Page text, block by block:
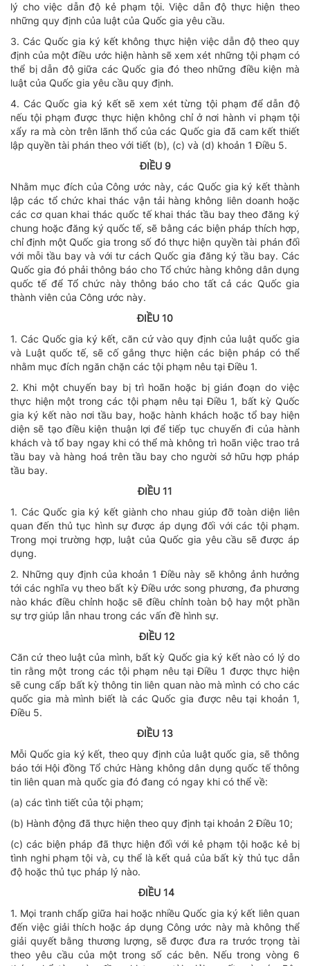
lý cho việc dẫn độ kẻ phạm tội. Việc dẫn độ thực hiện theo
những quy định của luật của Quốc gia yêu cầu.
3. Các Quốc gia ký kết không thực hiện việc dẫn độ theo quy
định của một điều ước hiện hành sẽ xem xét những tội phạm có
thể bị dẫn độ giữa các Quốc gia đó theo những điều kiện mà
luật của Quốc gia yêu cầu quy định.
4. Các Quốc gia ký kết sẽ xem xét từng tội phạm để dẫn độ
nếu tội phạm được thực hiện không chỉ ở nơi hành vi phạm tội
xẩy ra mà còn trên lãnh thổ của các Quốc gia đã cam kết thiết
lập quyền tài phán theo với tiết (b), (c) và (d) khoản 1 Điều 5.
ĐIỀU 9
Nhằm mục đích của Công ước này, các Quốc gia ký kết thành
lập các tổ chức khai thác vận tải hàng không liên doanh hoặc
các cơ quan khai thác quốc tế khai thác tầu bay theo đăng ký
chung hoặc đăng ký quốc tế, sẽ bằng các biện pháp thích hợp,
chỉ định một Quốc gia trong số đó thực hiện quyền tài phán đối
với mỗi tầu bay và với tư cách Quốc gia đăng ký tầu bay. Các
Quốc gia đó phải thông báo cho Tổ chức hàng không dân dụng
quốc tế để Tổ chức này thông báo cho tất cả các Quốc gia
thành viên của Công ước này.
ĐIỀU 10
1. Các Quốc gia ký kết, căn cứ vào quy định của luật quốc gia
và Luật quốc tế, sẽ cố gắng thực hiện các biện pháp có thể
nhằm mục đích ngăn chặn các tội phạm nêu tại Điều 1.
2. Khi một chuyến bay bị trì hoãn hoặc bị gián đoạn do việc
thực hiện một trong các tội phạm nêu tại Điều 1, bất kỳ Quốc
gia ký kết nào nơi tầu bay, hoặc hành khách hoặc tổ bay hiện
diện sẽ tạo điều kiện thuận lợi để tiếp tục chuyến đi của hành
khách và tổ bay ngay khi có thể mà không trì hoãn việc trao trả
tầu bay và hàng hoá trên tầu bay cho người sở hữu hợp pháp
tầu bay.
ĐIỀU 11
1. Các Quốc gia ký kết giành cho nhau giúp đỡ toàn diện liên
quan đến thủ tục hình sự được áp dụng đối với các tội phạm.
Trong mọi trường hợp, luật của Quốc gia yêu cầu sẽ được áp
dụng.
2. Những quy định của khoản 1 Điều này sẽ không ảnh hưởng
tới các nghĩa vụ theo bất kỳ Điều ước song phương, đa phương
nào khác điều chỉnh hoặc sẽ điều chỉnh toàn bộ hay một phần
sự trợ giúp lẫn nhau trong các vấn đề hình sự.
ĐIỀU 12
Căn cứ theo luật của mình, bất kỳ Quốc gia ký kết nào có lý do
tin rằng một trong các tội phạm nêu tại Điều 1 được thực hiện
sẽ cung cấp bất kỳ thông tin liên quan nào mà mình có cho các
quốc gia mà mình biết là các Quốc gia được nêu tại khoản 1,
Điều 5.
ĐIỀU 13
Mỗi Quốc gia ký kết, theo quy định của luật quốc gia, sẽ thông
báo tới Hội đồng Tổ chức Hàng không dân dụng quốc tế thông
tin liên quan mà quốc gia đó đang có ngay khi có thể về:
(a) các tình tiết của tội phạm;
(b) Hành động đã thực hiện theo quy định tại khoản 2 Điều 10;
(c) các biện pháp đã thực hiện đối với kẻ phạm tội hoặc kẻ bị
tình nghi phạm tội và, cụ thể là kết quả của bất kỳ thủ tục dẫn
độ hoặc thủ tục pháp lý nào.
ĐIỀU 14
1. Mọi tranh chấp giữa hai hoặc nhiều Quốc gia ký kết liên quan
đến việc giải thích hoặc áp dụng Công ước này mà không thể
giải quyết bằng thương lượng, sẽ được đưa ra trước trọng tài
theo yêu cầu của một trong số các bên. Nếu trong vòng 6